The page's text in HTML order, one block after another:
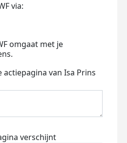
via:
omgaat met je
actiepagina van Isa Prins
verschijnt